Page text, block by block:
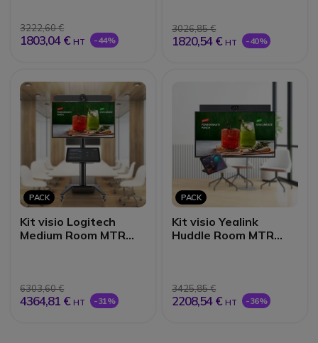
3222,60 €
1803,04 € HT -44%
3026,85 €
1820,54 € HT -40%
PACK
Kit visio Logitech
Medium Room MTR
6303,60 €
4364,81 € HT -31%
PACK
Kit visio Yealink
Huddle Room MTR
3425,85 €
2208,54 € HT -36%